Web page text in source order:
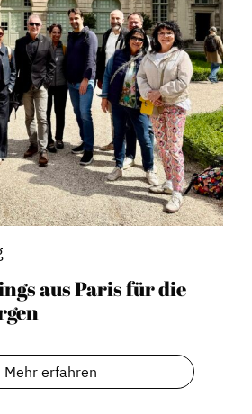
Dachverbandes
aus Paris für die
Mehr erfahren